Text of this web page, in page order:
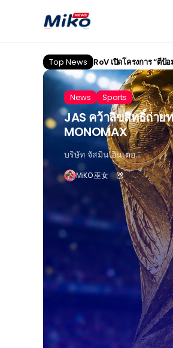
Top News RoV เปิดโครงการ “ตี
News Sports
JAS คว้าลิขสิทธิ์ถ่าย
MONOMAX
บริษัท จัสมิน อินเตอ...
MiKO 巫女